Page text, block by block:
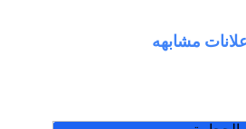
مشابهه